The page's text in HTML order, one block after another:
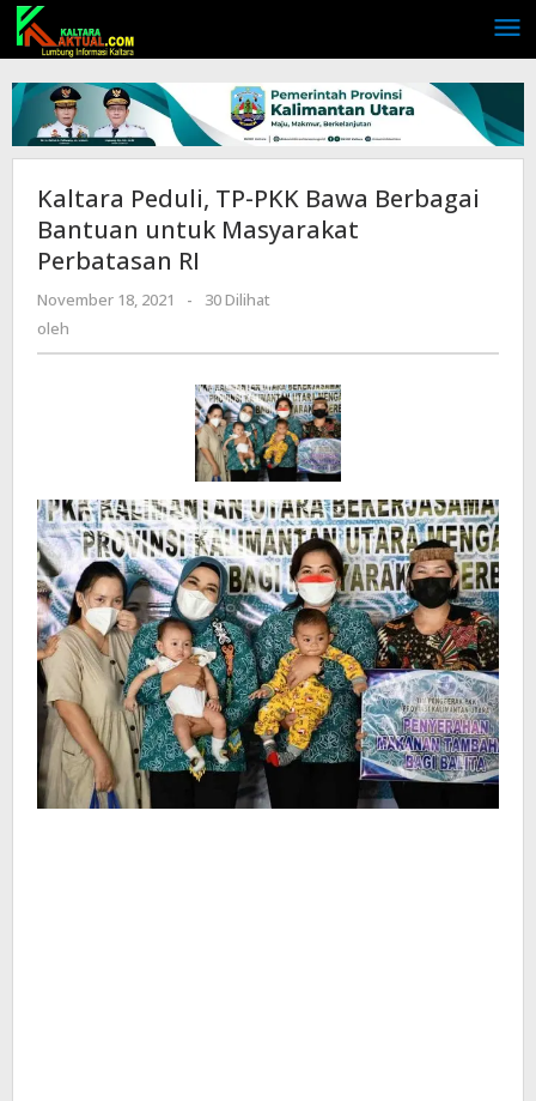
Lewati
konten
Kaltara Peduli, TP-PKK Bawa Berbagai
Bantuan untuk Masyarakat
Perbatasan RI
November 18, 2021 oleh
-
30 Dilihat
oleh